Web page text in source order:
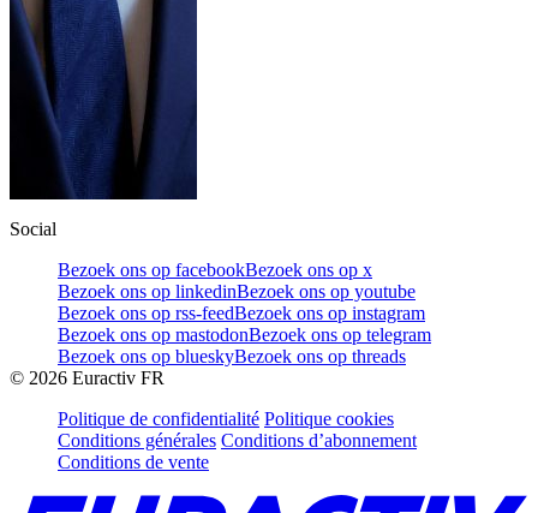
Social
Bezoek ons op facebookBezoek ons op x
Bezoek ons op linkedinBezoek ons op youtube
Bezoek ons op rss-feedBezoek ons op instagram
Bezoek ons op mastodonBezoek ons op telegram
Bezoek ons op blueskyBezoek ons op threads
© 2026 Euractiv FR
Politique de confidentialité Politique cookies
Conditions générales Conditions d’abonnement
Conditions de vente